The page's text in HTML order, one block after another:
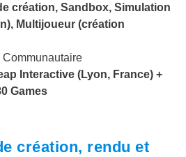
création, Sandbox, Simulation
Multijoueur (création
Communautaire
Interactive (Lyon, France) +
Games
création, rendu et